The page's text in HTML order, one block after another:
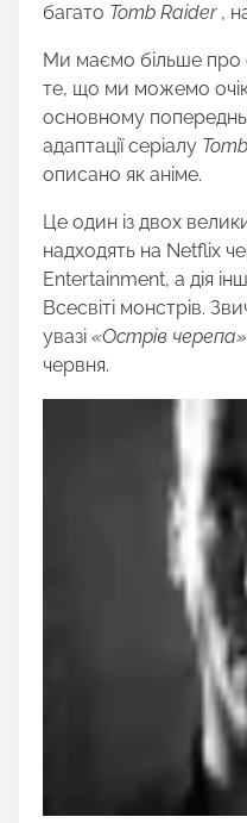
багато Tomb Raider,
Ми маємо більше про
те, що ми можемо
основному
адаптації серіалу
описано як аніме.
Це один із двох
надходять на Netflix
Entertainment, а дія
Всесвіті монстрів.
увазі «Острів
червня.